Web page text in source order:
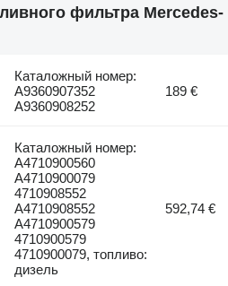
фильтра Mercedes-
Каталожный номер:
A9360907352
A9360908252
189 €
Каталожный номер:
A4710900560
A4710900079
4710908552
A4710908552
A4710900579
4710900579
4710900079, топливо:
дизель
592,74 €